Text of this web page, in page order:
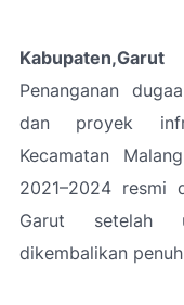
Penanganan
dan proyek
Kecamatan
2021–2024 resmi
Garut setelah
dikembalikan